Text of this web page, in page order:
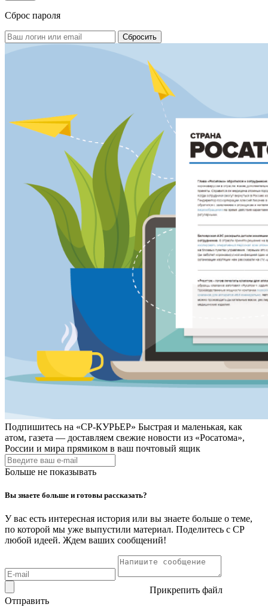
Сброс пароля
Подпишитесь на «СР-КУРЬЕР» Быстрая и маленькая, как
атом, газета — доставляем свежие новости из «Росатома»,
России и мира прямиком в ваш почтовый ящик
Больше не показывать
Вы знаете больше и готовы рассказать?
У вас есть интересная история или вы знаете больше о теме,
по которой мы уже выпустили материал. Поделитесь с СР
любой идеей. Ждем ваших сообщений!
Прикрепить файл
Отправить